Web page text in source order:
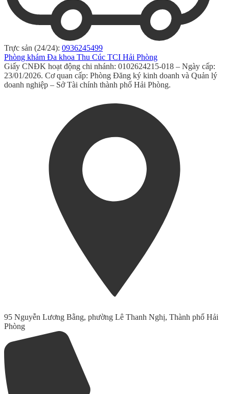
Trực sản (24/24): 0936245499
Phòng khám Đa khoa Thu Cúc TCI Hải Phòng
Giấy CNĐK hoạt động chi nhánh: 0102624215-018 – Ngày cấp:
23/01/2026. Cơ quan cấp: Phòng Đăng ký kinh doanh và Quản lý
doanh nghiệp – Sở Tài chính thành phố Hải Phòng.
95 Nguyễn Lương Bằng, phường Lê Thanh Nghị, Thành phố Hải
Phòng